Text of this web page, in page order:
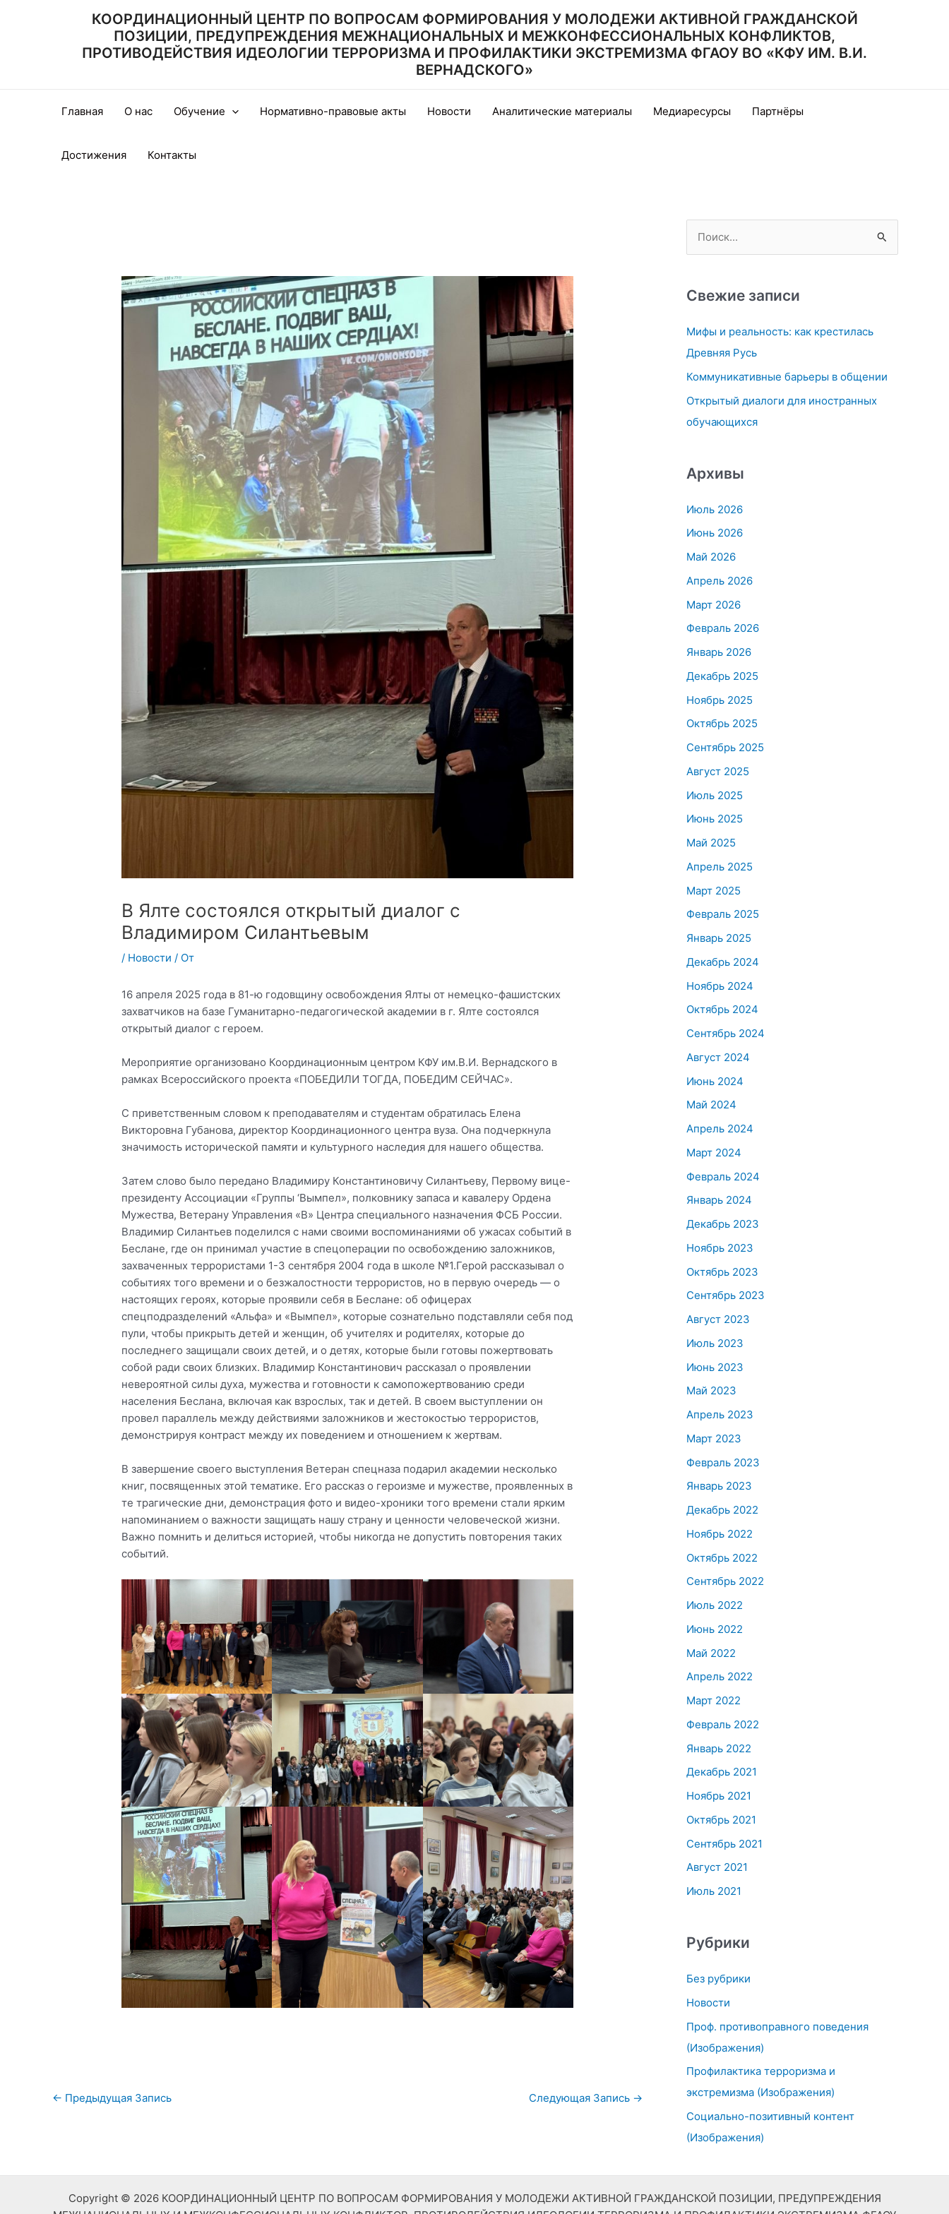
КООРДИНАЦИОННЫЙ ЦЕНТР ПО ВОПРОСАМ ФОРМИРОВАНИЯ У МОЛОДЕЖИ АКТИВНОЙ ГРАЖДАНСКОЙ
ПОЗИЦИИ, ПРЕДУПРЕЖДЕНИЯ МЕЖНАЦИОНАЛЬНЫХ И МЕЖКОНФЕССИОНАЛЬНЫХ КОНФЛИКТОВ,
ПРОТИВОДЕЙСТВИЯ ИДЕОЛОГИИ ТЕРРОРИЗМА И ПРОФИЛАКТИКИ ЭКСТРЕМИЗМА ФГАОУ ВО «КФУ ИМ. В.И.
ВЕРНАДСКОГО»
Главная О нас Обучение Нормативно-правовые акты Новости Аналитические материалы Медиаресурсы Партнёры
Достижения Контакты
В Ялте состоялся открытый диалог с
Владимиром Силантьевым
/ Новости / От
16 апреля 2025 года в 81-ю годовщину освобождения Ялты от немецко-фашистских
захватчиков на базе Гуманитарно-педагогической академии в г. Ялте состоялся
открытый диалог с героем.
Мероприятие организовано Координационным центром КФУ им.В.И. Вернадского в
рамках Всероссийского проекта «ПОБЕДИЛИ ТОГДА, ПОБЕДИМ СЕЙЧАС».
С приветственным словом к преподавателям и студентам обратилась Елена
Викторовна Губанова, директор Координационного центра вуза. Она подчеркнула
значимость исторической памяти и культурного наследия для нашего общества.
Затем слово было передано Владимиру Константиновичу Силантьеву, Первому вице-
президенту Ассоциации «Группы ‘Вымпел», полковнику запаса и кавалеру Ордена
Мужества, Ветерану Управления «В» Центра специального назначения ФСБ России.
Владимир Силантьев поделился с нами своими воспоминаниями об ужасах событий в
Беслане, где он принимал участие в спецоперации по освобождению заложников,
захваченных террористами 1-3 сентября 2004 года в школе №1.Герой рассказывал о
событиях того времени и о безжалостности террористов, но в первую очередь — о
настоящих героях, которые проявили себя в Беслане: об офицерах
спецподразделений «Альфа» и «Вымпел», которые сознательно подставляли себя под
пули, чтобы прикрыть детей и женщин, об учителях и родителях, которые до
последнего защищали своих детей, и о детях, которые были готовы пожертвовать
собой ради своих близких. Владимир Константинович рассказал о проявлении
невероятной силы духа, мужества и готовности к самопожертвованию среди
населения Беслана, включая как взрослых, так и детей. В своем выступлении он
провел параллель между действиями заложников и жестокостью террористов,
демонстрируя контраст между их поведением и отношением к жертвам.
В завершение своего выступления Ветеран спецназа подарил академии несколько
книг, посвященных этой тематике. Его рассказ о героизме и мужестве, проявленных в
те трагические дни, демонстрация фото и видео-хроники того времени стали ярким
напоминанием о важности защищать нашу страну и ценности человеческой жизни.
Важно помнить и делиться историей, чтобы никогда не допустить повторения таких
событий.
Навигация
← Предыдущая Запись Следующая Запись →
с
:
Свежие записи
Мифы и реальность: как крестилась
Древняя Русь
Коммуникативные барьеры в общении
Открытый диалоги для иностранных
обучающихся
Архивы
Июль 2026
Июнь 2026
Май 2026
Апрель 2026
Март 2026
Февраль 2026
Январь 2026
Декабрь 2025
Ноябрь 2025
Октябрь 2025
Сентябрь 2025
Август 2025
Июль 2025
Июнь 2025
Май 2025
Апрель 2025
Март 2025
Февраль 2025
Январь 2025
Декабрь 2024
Ноябрь 2024
Октябрь 2024
Сентябрь 2024
Август 2024
Июнь 2024
Май 2024
Апрель 2024
Март 2024
Февраль 2024
Январь 2024
Декабрь 2023
Ноябрь 2023
Октябрь 2023
Сентябрь 2023
Август 2023
Июль 2023
Июнь 2023
Май 2023
Апрель 2023
Март 2023
Февраль 2023
Январь 2023
Декабрь 2022
Ноябрь 2022
Октябрь 2022
Сентябрь 2022
Июль 2022
Июнь 2022
Май 2022
Апрель 2022
Март 2022
Февраль 2022
Январь 2022
Декабрь 2021
Ноябрь 2021
Октябрь 2021
Сентябрь 2021
Август 2021
Июль 2021
Рубрики
Без рубрики
Новости
Проф. противоправного поведения
(Изображения)
Профилактика терроризма и
экстремизма (Изображения)
Социально-позитивный контент
(Изображения)
Copyright © 2026 КООРДИНАЦИОННЫЙ ЦЕНТР ПО ВОПРОСАМ ФОРМИРОВАНИЯ У МОЛОДЕЖИ АКТИВНОЙ ГРАЖДАНСКОЙ ПОЗИЦИИ, ПРЕДУПРЕЖДЕНИЯ